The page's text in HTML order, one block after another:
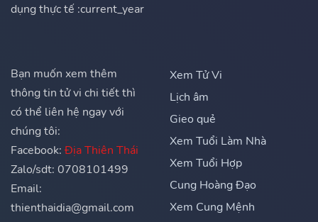
dụng thực tế :current_year
Bạn muốn xem thêm
thông tin tử vi chi tiết thì
có thể liên hệ ngay với
chúng tôi:
Facebook: Địa Thiên Thái
Zalo/sdt: 0708101499
Email:
thienthaidia@gmail.com
Xem Tử Vi
Lịch âm
Gieo quẻ
Xem Tuổi Làm Nhà
Xem Tuổi Hợp
Cung Hoàng Đạo
Xem Cung Mệnh